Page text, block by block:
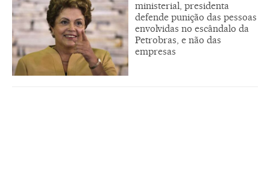
ministerial, presidenta
defende punição das pessoas
envolvidas no escândalo da
Petrobras, e não das
empresas